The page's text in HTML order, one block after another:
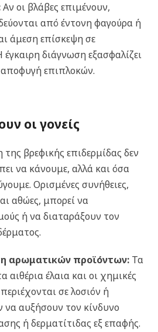
Αν οι βλάβες επιμένουν,
από έντονη φαγούρα ή
άμεση επίσκεψη σε
διάγνωση εξασφαλίζει
επιπλοκών.
οι γονείς
βρεφικής επιδερμίδας δεν
να κάνουμε, αλλά και όσα
Ορισμένες συνήθειες,
αθώες, μπορεί να
ή να διαταράξουν τον
αρωματικών προϊόντων:Τα
έλαια και οι χημικές
σε λοσιόν ή
αυξήσουν τον κίνδυνο
ή δερματίτιδας εξ επαφής.